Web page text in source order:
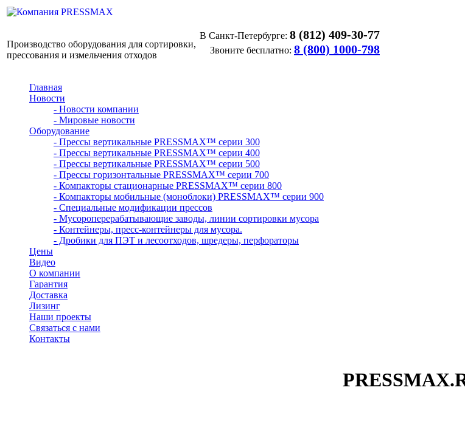
Производство оборудования для сортировки,
прессования и измельчения отходов
В Санкт-Петербурге: 8 (812) 409-30-77
Звоните бесплатно: 8 (800) 1000-798
Главная
Новости
- Новости компании
- Мировые новости
Оборудование
- Прессы вертикальные PRESSMAX™ серии 300
- Прессы вертикальные PRESSMAX™ серии 400
- Прессы вертикальные PRESSMAX™ серии 500
- Прессы горизонтальные PRESSMAX™ серии 700
- Компакторы стационарные PRESSMAX™ серии 800
- Компакторы мобильные (моноблоки) PRESSMAX™ серии 900
- Специальные модификации прессов
- Мусороперерабатывающие заводы, линии сортировки мусора
- Контейнеры, пресс-контейнеры для мусора.
- Дробики для ПЭТ и лесоотходов, шредеры, перфораторы
Цены
Видео
О компании
Гарантия
Доставка
Лизинг
Наши проекты
Связаться с нами
Контакты